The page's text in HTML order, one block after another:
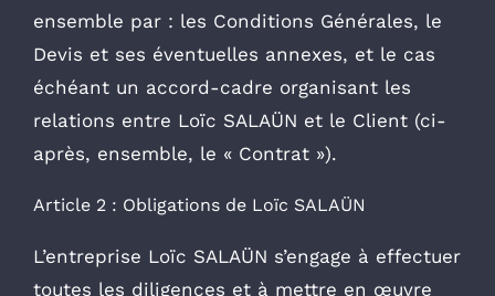
ensemble par : les Conditions Générales, le
Devis et ses éventuelles annexes, et le cas
échéant un accord-cadre organisant les
relations entre Loïc SALAÜN et le Client (ci-
après, ensemble, le « Contrat »).
Article 2 : Obligations de Loïc SALAÜN
L’entreprise Loïc SALAÜN s’engage à effectuer
toutes les diligences et à mettre en œuvre